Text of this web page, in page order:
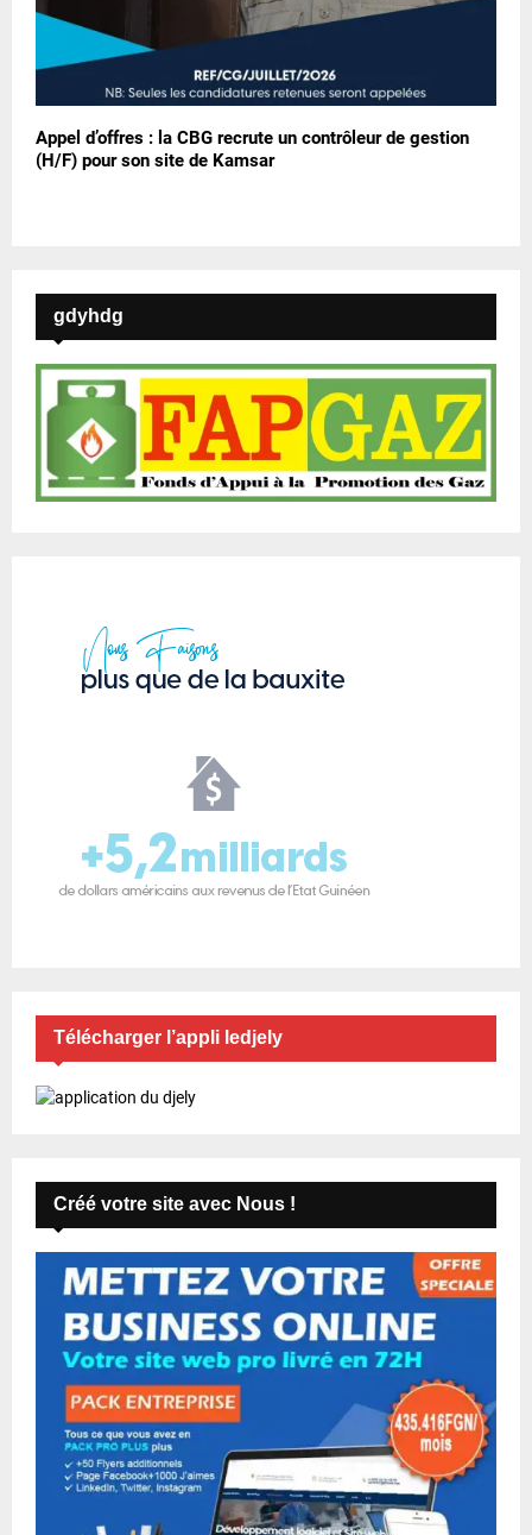
Appel d’offres : la CBG recrute un contrôleur de gestion
(H/F) pour son site de Kamsar
gdyhdg
Télécharger l’appli ledjely
Créé votre site avec Nous !